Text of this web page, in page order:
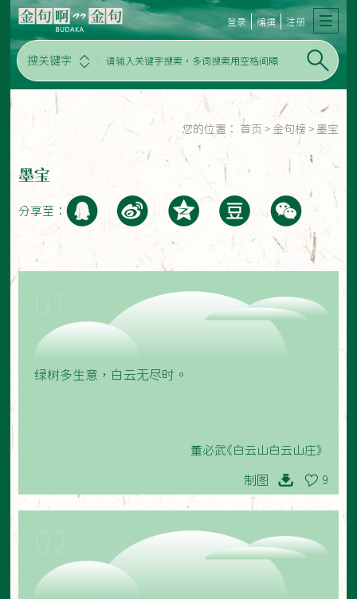
搜关键字
登录 编撰 注册
您的位置： 首页 > 金句榜 > 墨宝
墨宝
分享至：
绿树多生意，白云无尽时。
董必武《白云山白云山庄》
制图 9